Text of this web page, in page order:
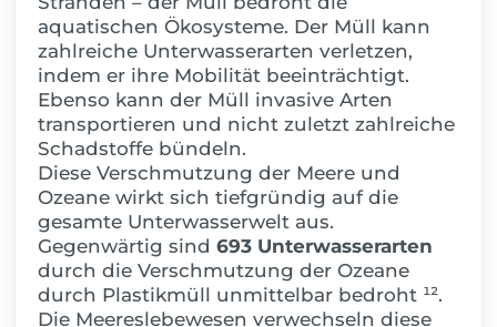
aquatischen Ökosysteme. Der Müll kann
zahlreiche Unterwasserarten verletzen,
indem er ihre Mobilität beeinträchtigt.
Ebenso kann der Müll invasive Arten
transportieren und nicht zuletzt zahlreiche
Schadstoffe bündeln.
Diese Verschmutzung der Meere und
Ozeane wirkt sich tiefgründig auf die
gesamte Unterwasserwelt aus.
Gegenwärtig sind693 Unterwasserarten
durch die Verschmutzung der Ozeane
durch Plastikmüll unmittelbar bedroht ¹².
Die Meereslebewesen verwechseln diese